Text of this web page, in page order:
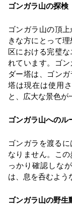
ゴンガラ山の探検
ゴンガラ山の頂
きな方にとって
区における完璧
れています。ゴ
ダー塔は、ゴン
塔は現在は使用
と、広大な景色が
ゴンガラ山へのル
ゴンガラを渡る
なりません。こ
っかり確認しな
は、息を呑むよう
ゴンガラ山の野生